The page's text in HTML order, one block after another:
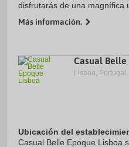
disfrutarás de una magnífica
Castillo de San Jorge.
Más información.
Casual Belle
Lisboa, Portugal.
Ubicación del
Casual Belle Epoque Lisboa